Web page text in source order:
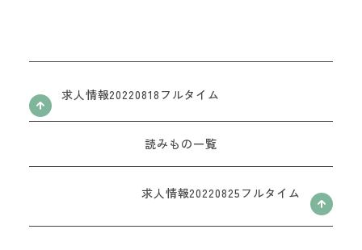
お問い合わせフォーム
求人情報20220818フルタイム
読みもの一覧
求人情報20220825フルタイム